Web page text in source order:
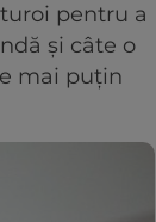
pentru a
și câte o
mai puțin